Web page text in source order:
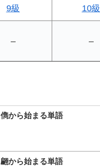
9級 10級
– –
儁から始まる単語
翩から始まる単語